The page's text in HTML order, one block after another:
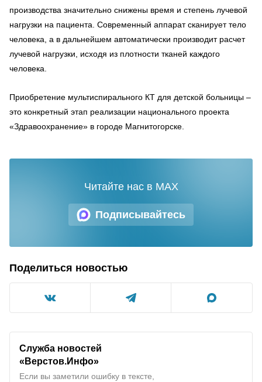
производства значительно снижены время и степень лучевой
нагрузки на пациента. Современный аппарат сканирует тело
человека, а в дальнейшем автоматически производит расчет
лучевой нагрузки, исходя из плотности тканей каждого
человека.
Приобретение мультиспирального КТ для детской больницы –
это конкретный этап реализации национального проекта
«Здравоохранение» в городе Магнитогорске.
Подписывайтесь
Читайте нас в MAX
Поделиться новостью
Служба новостей
«Верстов.Инфо»
Если вы заметили ошибку в тексте,